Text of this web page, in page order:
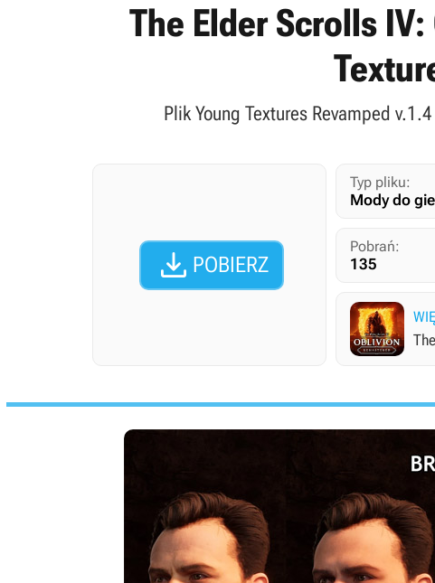
The Elder Scrolls
Plik Young Textures Revamped
 POBIERZ
Typ pliku:
Mody do
Pobrań:
135